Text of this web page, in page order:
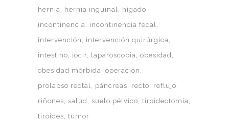
hernia
hernia inguinal
hígado
incontinencia
incontinencia fecal
intervención
intervención quirúrgica
intestino
iocir laparoscopia
obesidad
obesidad mórbida
operación
prolapso rectal
páncreas recto
reflujo
riñones
salud suelo pélvico tiroidectomía
tiroides tumor